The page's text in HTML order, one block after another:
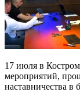
17 июля в
мероприятий,
наставничества в